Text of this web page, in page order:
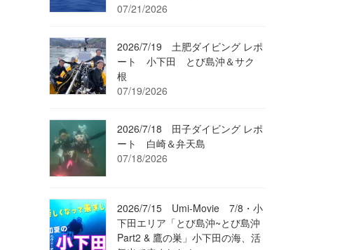
07/21/2026
2026/7/19 土肥ダイビング レポ
ート 小下田 とび島沖＆サク
根
07/19/2026
2026/7/18 田子ダイビング レポ
ート 白崎＆弁天島
07/18/2026
2026/7/15 Umi-Movie 7/8・小
下田エリア「とび島沖~とび島沖
Part2 & 鷹の巣」小下田の海、活